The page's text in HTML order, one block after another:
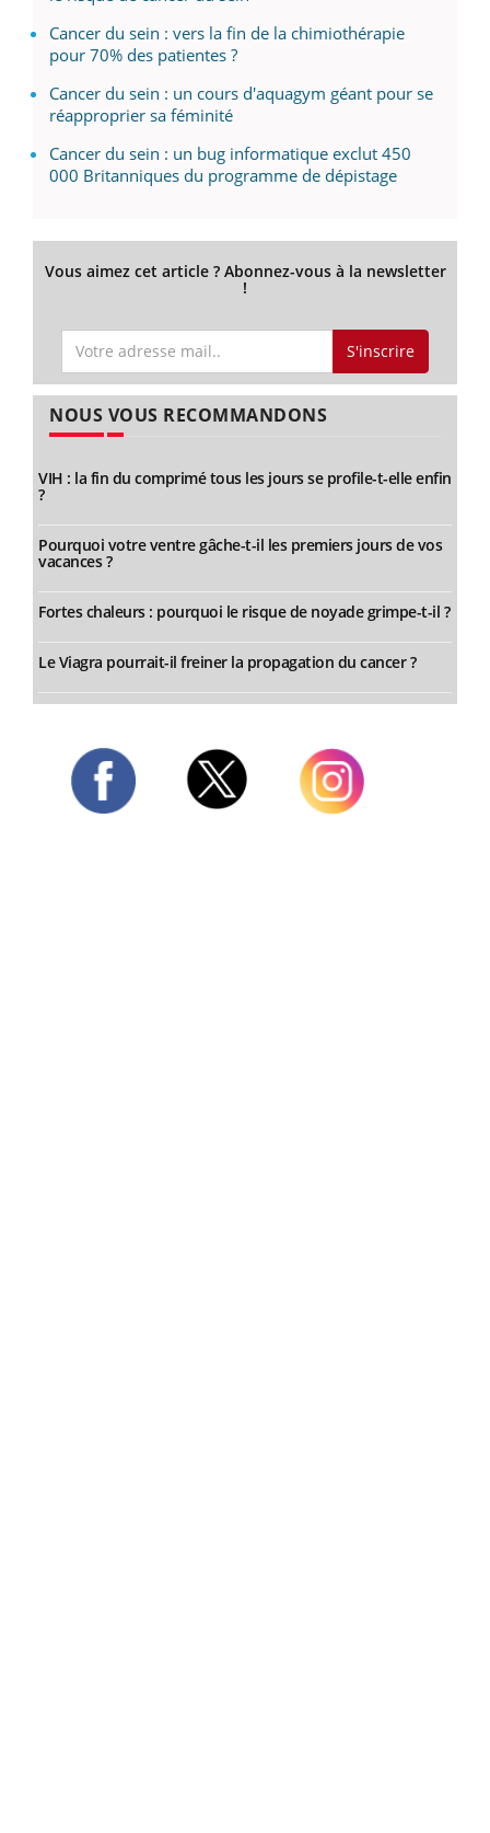
Cancer du sein : vers la fin de la chimiothérapie
pour 70% des patientes ?
Cancer du sein : un cours d'aquagym géant pour se
réapproprier sa féminité
Cancer du sein : un bug informatique exclut 450
000 Britanniques du programme de dépistage
Vous aimez cet article ? Abonnez-vous à la newsletter
!
S'inscrire
NOUS VOUS RECOMMANDONS
VIH : la fin du comprimé tous les jours se profile-t-elle enfin
?
Pourquoi votre ventre gâche-t-il les premiers jours de vos
vacances ?
Fortes chaleurs : pourquoi le risque de noyade grimpe-t-il ?
Le Viagra pourrait-il freiner la propagation du cancer ?